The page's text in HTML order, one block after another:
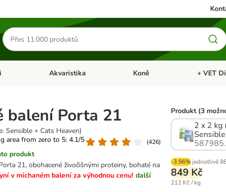
Hledat
produkty
menu: Malá zvířataOtevřít menu: Ptáci
Akvaristika Otevřít menu: Akvaristika
Koně Otevřít
+ VET
balení Porta 21
Sensible + Cats Heaven)
area from zero to 5: 4.1/5
(426)
produkt
21, obohacené živočišnými proteiny, bohaté na
v míchaném balení za výhodnou cenu! další
Produkt (3
2 x 2 kg
Sensible
-3.96% jednotlivě
849 Kč
212 Kč / kg